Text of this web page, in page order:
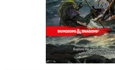
Giocattoli e Gadget